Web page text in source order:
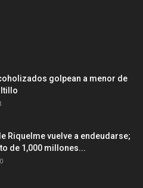
golpean a menor de
Riquelme vuelve a endeudarse;
de 1,000 millones...